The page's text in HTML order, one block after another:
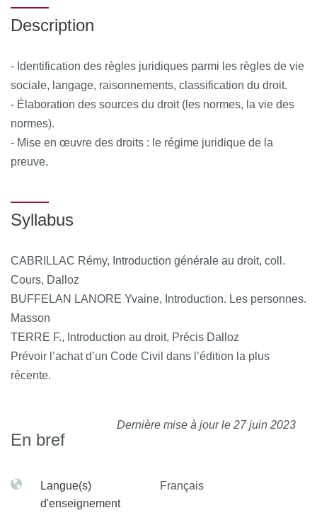
Description
- Identification des règles juridiques parmi les règles de vie
sociale, langage, raisonnements, classification du droit.
- Élaboration des sources du droit (les normes, la vie des
normes).
- Mise en œuvre des droits : le régime juridique de la
preuve.
Syllabus
CABRILLAC Rémy, Introduction générale au droit, coll.
Cours, Dalloz
BUFFELAN LANORE Yvaine, Introduction. Les personnes.
Masson
TERRE F., Introduction au droit, Précis Dalloz
Prévoir l’achat d’un Code Civil dans l’édition la plus
récente.
Dernière mise à jour le 27 juin 2023
En bref
Langue(s)
d'enseignement
Français